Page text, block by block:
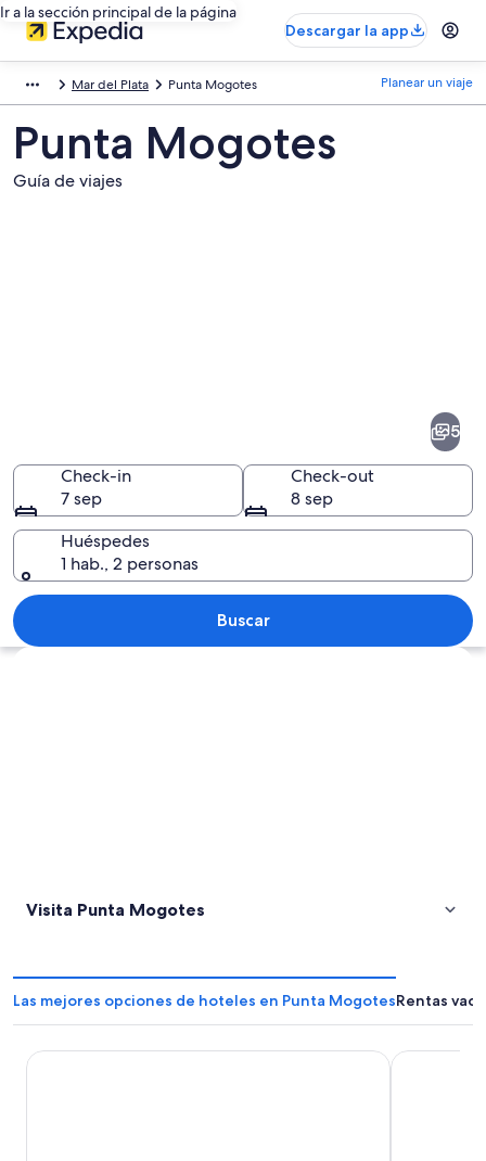
Ir a la sección principal de la página
Descargar la app
Mar del Plata Punta Mogotes Planear un viaje
Punta Mogotes
Guía de viajes
Vista aérea de una playa con olas
5
Check-in
7 sep
Check-out
8 sep
Huéspedes
1 hab., 2 personas
Buscar
Explorar mapa
Visita Punta Mogotes
Las mejores opciones de hoteles en Punta MogotesRentas
Hotel Aatrac Ulises